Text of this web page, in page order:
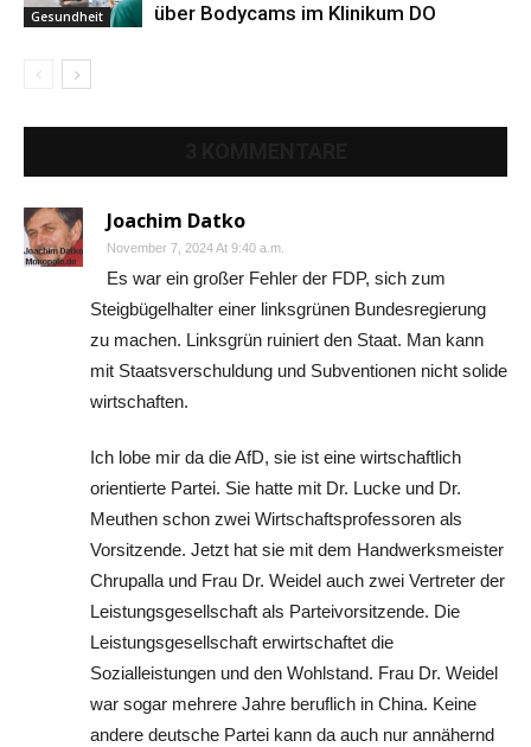
Gesundheit
über Bodycams im Klinikum DO
Joachim Datko
November 7, 2024 At 9:40 a.m.
Es war ein großer Fehler der FDP, sich zum
Steigbügelhalter einer linksgrünen Bundesregierung
zu machen. Linksgrün ruiniert den Staat. Man kann
mit Staatsverschuldung und Subventionen nicht solide
wirtschaften.
Ich lobe mir da die AfD, sie ist eine wirtschaftlich
orientierte Partei. Sie hatte mit Dr. Lucke und Dr.
Meuthen schon zwei Wirtschaftsprofessoren als
Vorsitzende. Jetzt hat sie mit dem Handwerksmeister
Chrupalla und Frau Dr. Weidel auch zwei Vertreter der
Leistungsgesellschaft als Parteivorsitzende. Die
Leistungsgesellschaft erwirtschaftet die
Sozialleistungen und den Wohlstand. Frau Dr. Weidel
war sogar mehrere Jahre beruflich in China. Keine
andere deutsche Partei kann da auch nur annähernd